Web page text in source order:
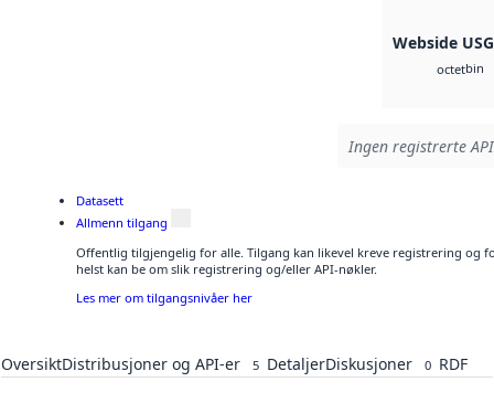
Webside
octetbin
Ingen registrerte
Datasett
Allmenn tilgang
Offentlig tilgjengelig for alle. Tilgang kan likevel kreve registrering og
helst kan be om slik registrering og/eller API-nøkler.
Les mer om tilgangsnivåer her
OversiktDistribusjoner og API-er 5 DetaljerDiskusjoner 0 RDF